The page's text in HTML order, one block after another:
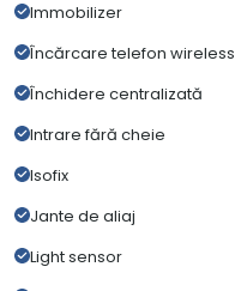
Immobilizer
Încărcare telefon wireless
Închidere centralizată
Intrare fără cheie
Isofix
Jante de aliaj
Light sensor